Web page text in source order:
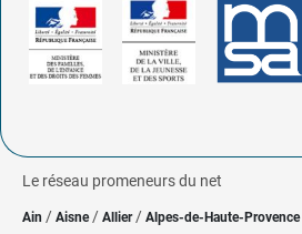
Le réseau promeneurs du net
Ain / Aisne/ Allier/ Alpes-de-Haute-Provence